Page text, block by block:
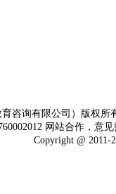
咨询有限公司）版权
网站合作，意
Copyright @